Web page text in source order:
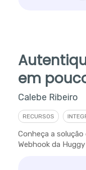
em
Calebe Ribeiro
RECURSOS
Conheça a
Webhook da